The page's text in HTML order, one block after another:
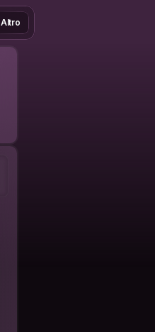
Altro